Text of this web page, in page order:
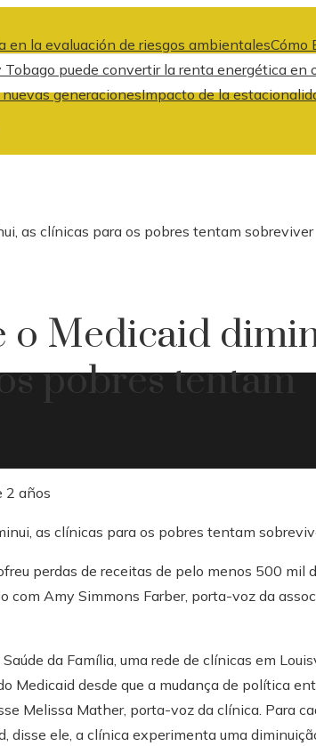
en la evaluación de riesgos ambientalesCómo
Tobago puede convertir la renta energética
generacionesImpacto de la
as clínicas para os pobres tentam sobreviver
o Medicaid
pobres tentam
2 años
perdas de receitas de pelo menos 500 mil
com Amy Simmons Farber, porta-voz da
da Família, uma rede de clínicas em
Medicaid desde que a mudança de política
Melissa Mather, porta-voz da clínica. Para
disse ele, a clínica experimenta uma